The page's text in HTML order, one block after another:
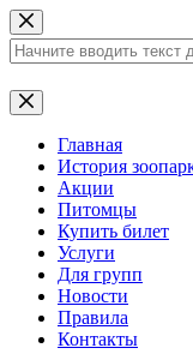
Перейти
к
сути
Ничего
не
найденоГлавная
История
Акции
Питомцы
Купить билет
Услуги
Для групп
Новости
Правила
Контакты